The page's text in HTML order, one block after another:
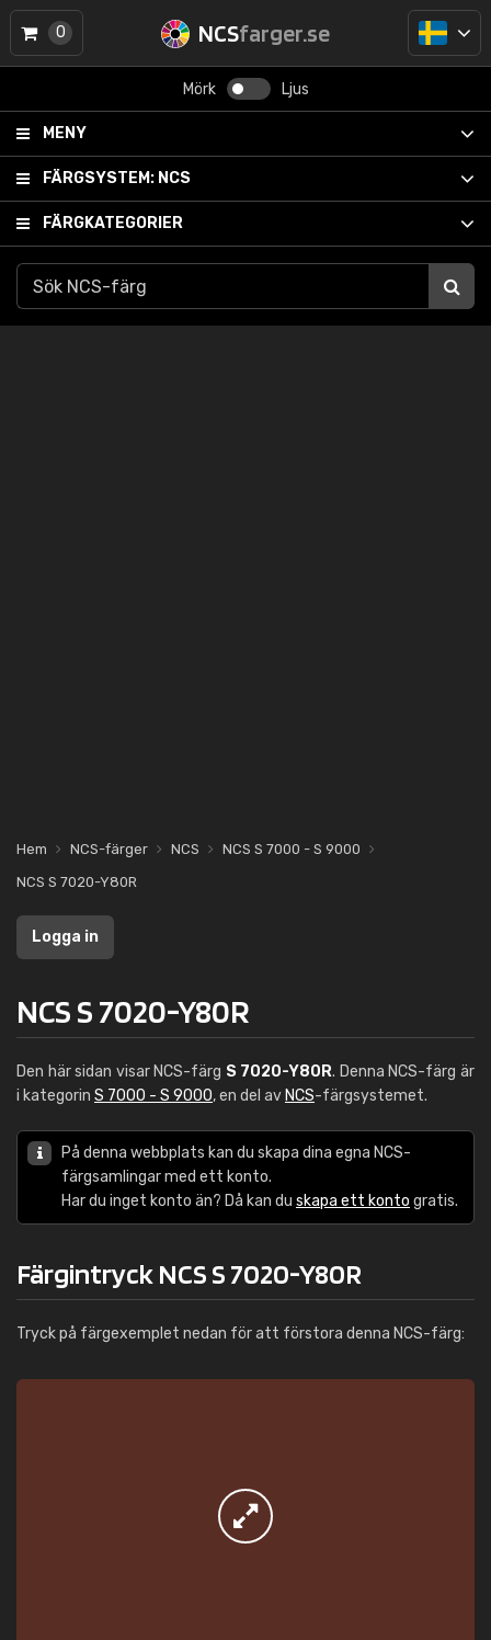
NCSfarger.se
Mörk Ljus
MENY
FÄRGSYSTEM: NCS
FÄRGKATEGORIER
0
Hem NCS-färger NCS
NCS S 7000 - S 9000
NCS S 7020-Y80R
Logga in
NCS S 7020-Y80R
Den här sidan visar NCS-färg S 7020-Y80R. Denna NCS-färg är
i kategorin S 7000 - S 9000, en del av NCS-färgsystemet.
På denna webbplats kan du skapa dina egna NCS-
färgsamlingar med ett konto.
Har du inget konto än? Då kan du skapa ett konto gratis.
Färgintryck NCS S 7020-Y80R
Tryck på färgexemplet nedan för att förstora denna NCS-färg: